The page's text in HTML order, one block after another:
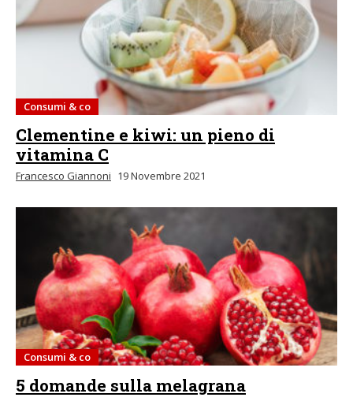
Consumi & co
Clementine e kiwi: un pieno di
vitamina C
Francesco Giannoni 19 Novembre 2021
Consumi & co
5 domande sulla melagrana